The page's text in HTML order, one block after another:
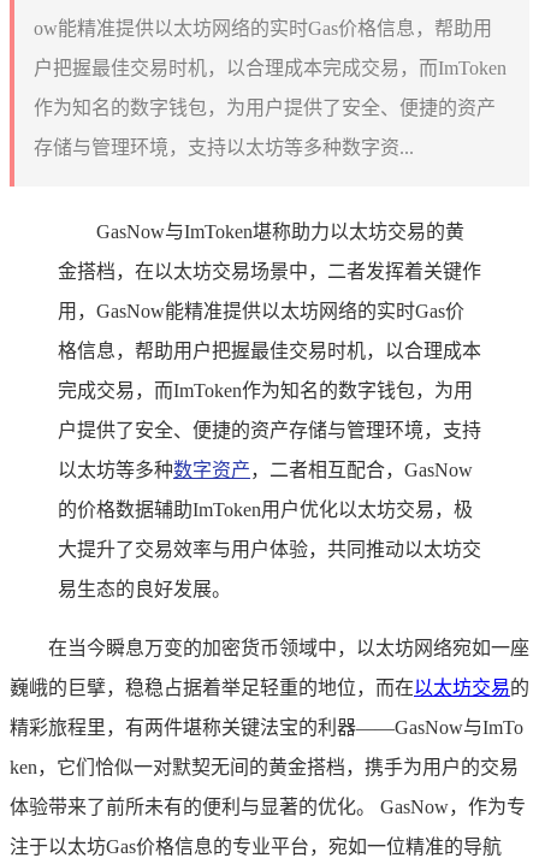
ow能精准提供以太坊网络的实时Gas价格信息，帮助用
户把握最佳交易时机，以合理成本完成交易，而ImToken
作为知名的数字钱包，为用户提供了安全、便捷的资产
存储与管理环境，支持以太坊等多种数字资...
GasNow与ImToken堪称助力以太坊交易的黄
金搭档，在以太坊交易场景中，二者发挥着关键作
用，GasNow能精准提供以太坊网络的实时Gas价
格信息，帮助用户把握最佳交易时机，以合理成本
完成交易，而ImToken作为知名的数字钱包，为用
户提供了安全、便捷的资产存储与管理环境，支持
以太坊等多种数字资产，二者相互配合，GasNow
的价格数据辅助ImToken用户优化以太坊交易，极
大提升了交易效率与用户体验，共同推动以太坊交
易生态的良好发展。
在当今瞬息万变的加密货币领域中，以太坊网络宛如一座
巍峨的巨擘，稳稳占据着举足轻重的地位，而在以太坊交易的
精彩旅程里，有两件堪称关键法宝的利器——GasNow与ImTo
ken，它们恰似一对默契无间的黄金搭档，携手为用户的交易
体验带来了前所未有的便利与显著的优化。 GasNow，作为专
注于以太坊Gas价格信息的专业平台，宛如一位精准的导航